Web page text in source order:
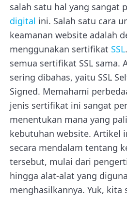
salah satu hal yang sangat
digital ini. Salah satu cara
keamanan website adalah
menggunakan sertifikat SSL
semua sertifikat SSL sama.
sering dibahas, yaitu SSL
Signed. Memahami
jenis sertifikat ini sangat
menentukan mana yang
kebutuhan website. Artikel
secara mendalam tentang
tersebut, mulai dari
hingga alat-alat yang
menghasilkannya. Yuk, kita